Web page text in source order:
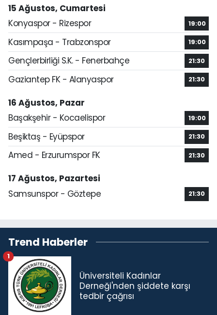
15 Ağustos, Cumartesi
Konyaspor - Rizespor
19:00
Kasımpaşa - Trabzonspor 19:00
Gençlerbirliği S.K. - Fenerbahçe 21:30
Gaziantep FK - Alanyaspor 21:30
16 Ağustos, Pazar
Başakşehir - Kocaelispor
19:00
Beşiktaş - Eyüpspor 21:30
Amed - Erzurumspor FK 21:30
17 Ağustos, Pazartesi
Samsunspor - Göztepe
21:30
Trend Haberler
Üniversiteli Kadınlar
Derneği'nden şiddete karşı
tedbir çağrısı
1